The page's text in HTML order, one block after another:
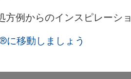
方例からのインスピレーシ
に移動しましょう